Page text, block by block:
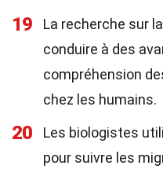
19
La recherche sur
conduire à des
compréhension
chez les humains.
20
Les biologistes
pour suivre les